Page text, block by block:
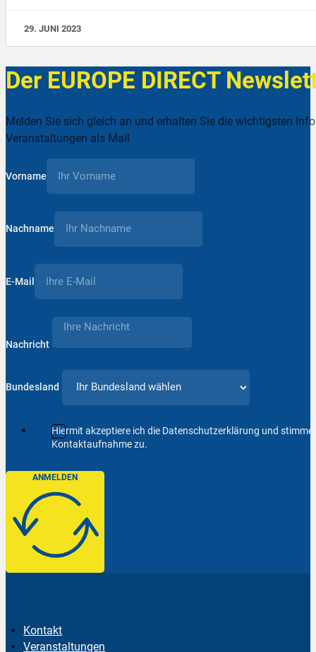
29. JUNI 2023
Der EUROPE DIRECT
Melden Sie sich gleich an und erhalten Sie die wichtigsten
Veranstaltungen als Mail
Vorname
Nachname
E-Mail
Nachricht
Bundesland
Hiermit akzeptiere ich die Datenschutzerklärung und
Kontaktaufnahme zu.
ANMELDEN
Kontakt
Veranstaltungen